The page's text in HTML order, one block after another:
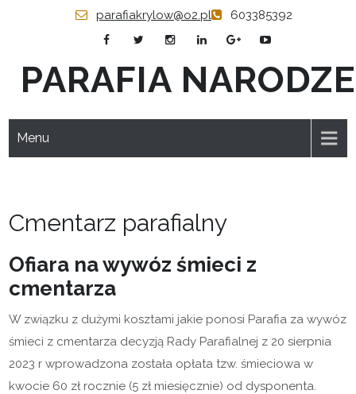
parafiakrylow@o2.pl 603385392
PARAFIA
Menu
Cmentarz parafialny
Ofiara na wywóz śmieci z
cmentarza
W związku z dużymi kosztami jakie ponosi Parafia za wywóz
śmieci z cmentarza decyzją Rady Parafialnej z 20 sierpnia
2023 r wprowadzona została opłata tzw. śmieciowa w
kwocie 60 zł rocznie (5 zł miesięcznie) od dysponenta.